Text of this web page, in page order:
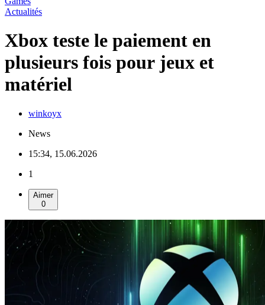
Actualités
Xbox teste le paiement en
plusieurs fois pour jeux et
matériel
winkoyx
News
15:34, 15.06.2026
1
Aimer
0